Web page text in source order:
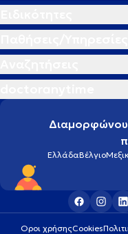
ΕλλάδαΒέλγιο
Οροι χρήσηςCookies